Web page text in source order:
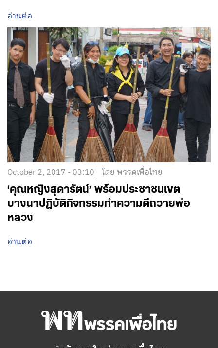
อ่านต่อ
October 2, 2017 - 03:10 โดย พรรคเพื่อไทย
‘คุณหญิงสุดารัตน์’ พร้อมประชาชนเขต
บางนาปฏิบัติกิจกรรมทำความดีถวายพ่อ
หลวง
อ่านต่อ